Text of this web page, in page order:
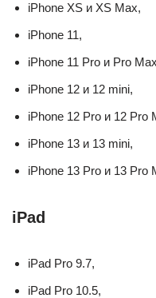
iPhone XS и XS Max,
iPhone 11,
iPhone 11 Pro и Pro
iPhone 12 и 12 mini,
iPhone 12 Pro и 12 Pro
iPhone 13 и 13 mini,
iPhone 13 Pro и 13 Pro
iPad
iPad Pro 9.7,
iPad Pro 10.5,